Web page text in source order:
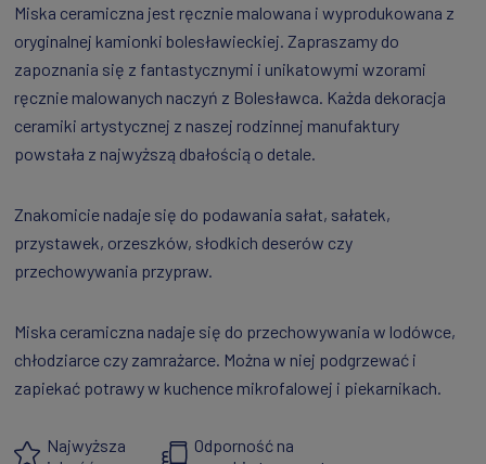
Miska ceramiczna jest ręcznie malowana i wyprodukowana z
oryginalnej kamionki bolesławieckiej. Zapraszamy do
zapoznania się z fantastycznymi i unikatowymi wzorami
ręcznie malowanych naczyń z Bolesławca. Każda dekoracja
ceramiki artystycznej z naszej rodzinnej manufaktury
powstała z najwyższą dbałością o detale.
Znakomicie nadaje się do podawania sałat, sałatek,
przystawek, orzeszków, słodkich deserów czy
przechowywania przypraw.
Miska ceramiczna nadaje się do przechowywania w lodówce,
chłodziarce czy zamrażarce. Można w niej podgrzewać i
zapiekać potrawy w kuchence mikrofalowej i piekarnikach.
Najwyższa
Odporność na